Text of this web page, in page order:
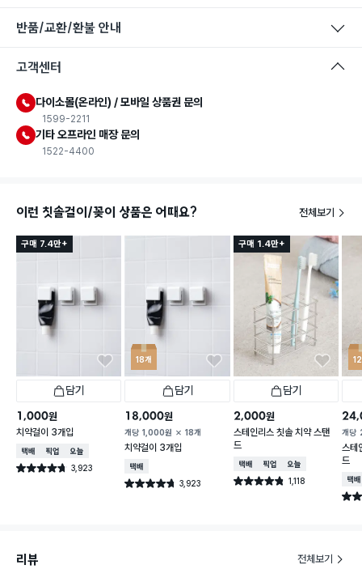
반품/교환/환불 안내
고객센터
다이소몰(온라인) / 모바일 상품권 문의
1599-2211
기타 오프라인 매장 문의
1522-4400
이런 칫솔걸이/꽂이 상품은 어때요? 전체보기
구매 7.4만+
담기
1,000원
치약걸이 3개입
택배배송매장픽업오늘배송
별점 4.7점 3,923
건 작성
18개
담기
18,000원
개당 1,000원 18개
치약걸이 3개입
택배배송
별점 4.7점 3,923
건 작성
구매 1.4만+
담기
2,000원
스테인리스 칫솔 치약 스탠
드
택배배송매장픽업오늘배송
별점 4.8점 1,118
건 작성
개당
스테
드
택배
별점
리뷰 전체보기